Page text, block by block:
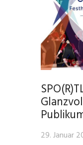
29. Januar